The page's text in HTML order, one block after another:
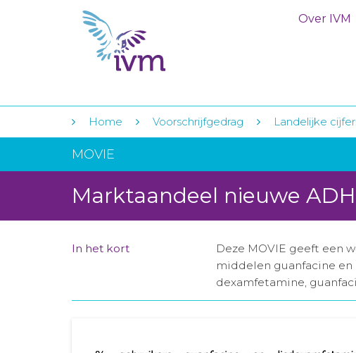
Over IVM
Home Voorschrijfgedrag Landelijke
MOVIE
Marktaandeel nieuwe
In het kort
Deze MOVIE geeft een
middelen guanfacine
dexamfetamine,